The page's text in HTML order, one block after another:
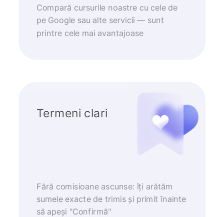
Compară cursurile noastre cu cele de
pe Google sau alte servicii — sunt
printre cele mai avantajoase
Termeni clari
Fără comisioane ascunse: îți arătăm
sumele exacte de trimis și primit înainte
să apeși "Confirmă"